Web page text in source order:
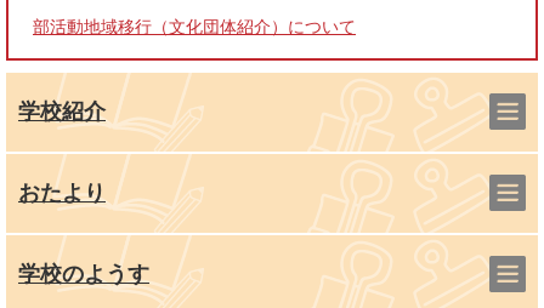
部活動地域移行（文化団体紹介）について
学校紹介
おたより
学校のようす